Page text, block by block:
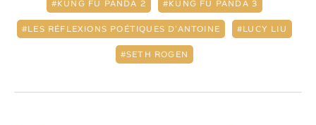
KUNG FU PANDA 2 KUNG FU PANDA 3
LES RÉFLEXIONS POÉTIQUES D'ANTOINE LUCY LIU
SETH ROGEN